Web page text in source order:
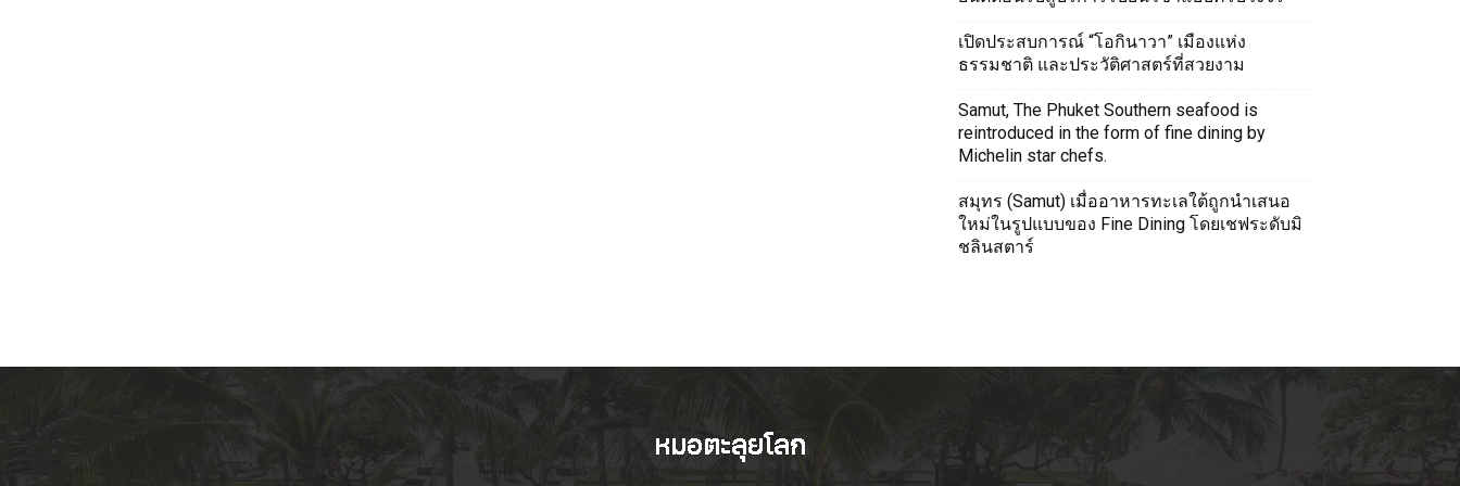
เปิดประสบการณ์ “โอกินาวา” เมืองแห่ง
ธรรมชาติ และประวัติศาสตร์ที่สวยงาม
Samut, The Phuket Southern seafood is
reintroduced in the form of fine dining by
Michelin star chefs.
สมุทร (Samut) เมื่ออาหารทะเลใต้ถูกนำเสนอ
ใหม่ในรูปแบบของ Fine Dining โดยเชฟระดับมิ
ชลินสตาร์